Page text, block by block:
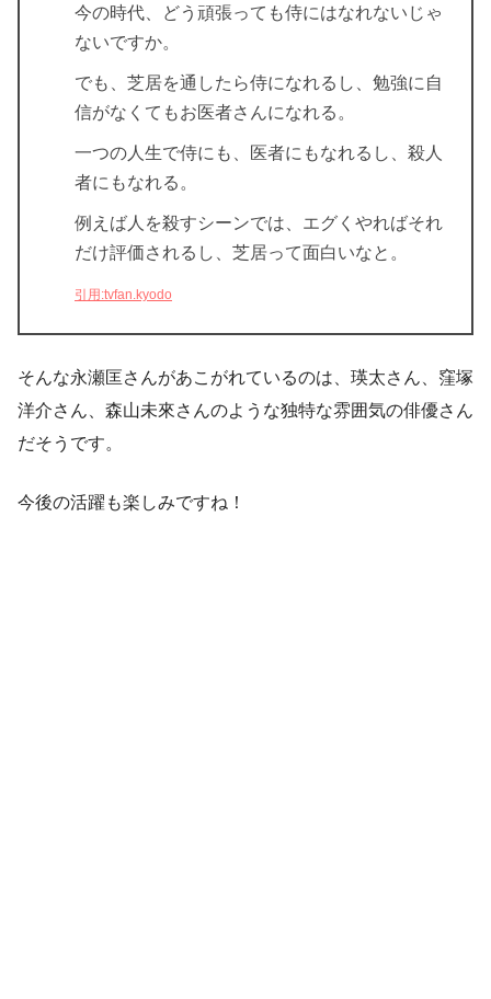
今の時代、どう頑張っても侍にはなれないじゃ
ないですか。
でも、芝居を通したら侍になれるし、勉強に自
信がなくてもお医者さんになれる。
一つの人生で侍にも、医者にもなれるし、殺人
者にもなれる。
例えば人を殺すシーンでは、エグくやればそれ
だけ評価されるし、芝居って面白いなと。
引用:tvfan.kyodo
そんな永瀬匡さんがあこがれているのは、瑛太さん、窪塚
洋介さん、森山未來さんのような独特な雰囲気の俳優さん
だそうです。
今後の活躍も楽しみですね！